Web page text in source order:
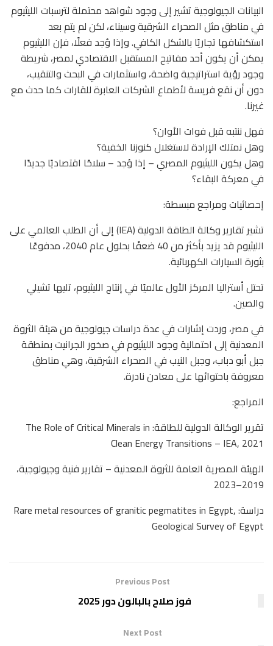
البيانات الجيولوجية تشير إلى وجود شواهد محتملة لترسبات الليثيوم
في مناطق مثل الصحراء الشرقية وسيناء، لكن لم يتم بعد
استكشافها تجاريًا بالشكل الكافي. وإذا وُجد فعلًا، فإن الليثيوم
يمكن أن يكون أحد مفاتيح المستقبل الاقتصادي لمصر، شريطة
وجود رؤية استراتيجية واضحة، واستثمارات في البحث والتنقيب،
دون أن نقع فريسة لأطماع الشركات العابرة للقارات كما حدث مع
غيرنا.
فهل ننتبه قبل فوات الأوان؟
وهل نمتلك الإرادة لاستغلال كنوزنا الخفية؟
وهل يكون الليثيوم المصري – إذا وُجد – سلاحًا اقتصاديًا جديدًا
في معركة البقاء؟
إحصائيات ومراجع مبسطة:
تشير تقارير وكالة الطاقة الدولية (IEA) إلى أن الطلب العالمي على
الليثيوم قد يزيد بأكثر من 40 ضعفًا بحلول عام 2040، مدفوعًا
بثورة السيارات الكهربائية.
تحتل أستراليا المركز الأول عالميًا في إنتاج الليثيوم، تليها تشيلي
والصين.
في مصر، وردت إشارات في عدة دراسات جيولوجية من هيئة الثروة
المعدنية إلى احتمالية وجود الليثيوم في صخور الجرانيت بمنطقة
جبل أبو دباب، وجبل النيب في الصحراء الشرقية، وهي مناطق
معروفة باحتوائها على معادن نادرة.
المراجع:
تقرير الوكالة الدولية للطاقة: The Role of Critical Minerals in
Clean Energy Transitions – IEA, 2021
الهيئة المصرية العامة للثروة المعدنية – تقارير فنية وجيولوجية،
2019–2023
دراسة: Rare metal resources of granitic pegmatites in Egypt,
Geological Survey of Egypt
Previous Post
فوز صلاح بالبالون دور 2025
Next Post